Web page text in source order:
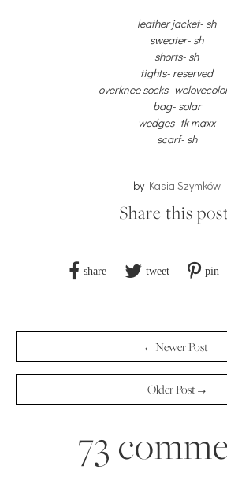
leather jacket- sh
sweater- sh
shorts- sh
tights- reserved
overknee socks-
bag- solar
wedges- tk maxx
scarf- sh
by Kasia Szymków
Share this
share tweet pin
← Newer Post
Older Post →
73